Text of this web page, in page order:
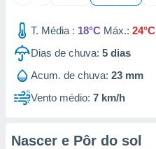
1199
T. Média : 18°C Máx.: 24°C
Dias de chuva: 5 dias
Acum. de chuva: 23 mm
Vento médio: 7 km/h
Nascer e Pôr do sol